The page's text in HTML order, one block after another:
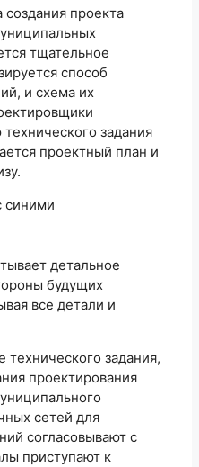
проекта
тщательное
способ
и схема их
задания
проектный план и
детальное
будущих
все детали и
технического задания,
проектирования
сетей для
согласовывают с
приступают к